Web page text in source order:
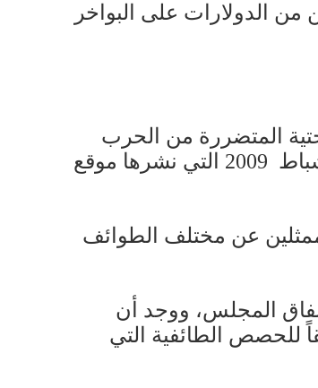
الدولارات على البواخر
المتضررة من الحرب
الأهلية في لبنان. وقد أفادت سفارة الولايات المتحدة في بيروت، عبر برقية وزارة الخارجية في شباط 2009 التي نشرها موقع
عن مختلف الطوائف
المجلس، ووجد أن
للحصص الطائفية التي